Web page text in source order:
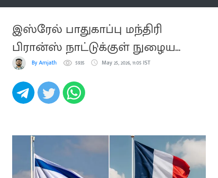
இஸ்ரேல் பாதுகாப்பு மந்திரி
பிரான்ஸ் நாட்டுக்குள் நுழைய
தடைBy Amjath 5935 May 25, 2026, 11:05 IST